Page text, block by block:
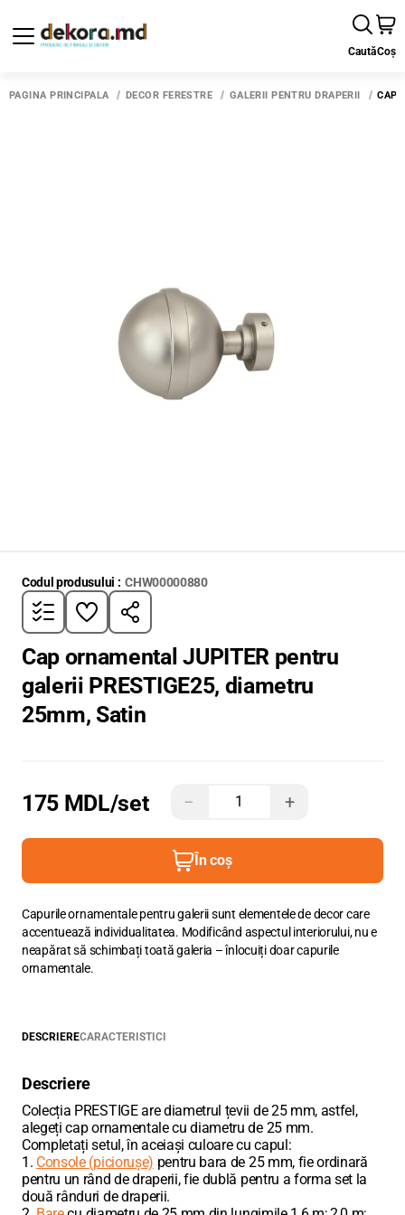
CautăCoș
PAGINA PRINCIPALĂ DECOR FERESTRE GALERII PENTRU DRAPERII CAP
Codul produsului : CHW00000880
Cap ornamental JUPITER pentru
galerii PRESTIGE25, diametru
25mm, Satin
175 MDL/set − +
În coș
Capurile ornamentale pentru galerii sunt elementele de decor care
accentuează individualitatea. Modificând aspectul interiorului, nu e
neapărat să schimbați toată galeria – înlocuiți doar capurile
ornamentale.
DESCRIERECARACTERISTICI
Descriere
Colecția PRESTIGE are diametrul țevii de 25 mm, astfel,
alegeți cap ornamentale cu diametru de 25 mm.
Completați setul, în aceiași culoare cu capul:
1. Console (piciorușe) pentru bara de 25 mm, fie ordinară
pentru un rând de draperii, fie dublă pentru a forma set la
două rânduri de draperii.